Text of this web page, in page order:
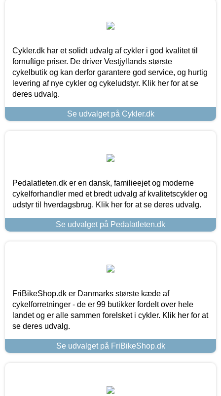
Cykler.dk har et solidt udvalg af cykler i god kvalitet til
fornuftige priser. De driver Vestjyllands største
cykelbutik og kan derfor garantere god service, og hurtig
levering af nye cykler og cykeludstyr. Klik her for at se
deres udvalg.
Se udvalget på Cykler.dk
Pedalatleten.dk er en dansk, familieejet og moderne
cykelforhandler med et bredt udvalg af kvalitetscykler og
udstyr til hverdagsbrug. Klik her for at se deres udvalg.
Se udvalget på Pedalatleten.dk
FriBikeShop.dk er Danmarks største kæde af
cykelforretninger - de er 99 butikker fordelt over hele
landet og er alle sammen forelsket i cykler. Klik her for at
se deres udvalg.
Se udvalget på FriBikeShop.dk